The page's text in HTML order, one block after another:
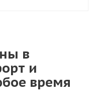
в
и
время